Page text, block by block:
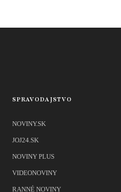
SPRAVODAJSTVO
NOVINY.SK
JOJ24.SK
NOVINY PLUS
VIDEONOVINY
RANNÉ NOVINY